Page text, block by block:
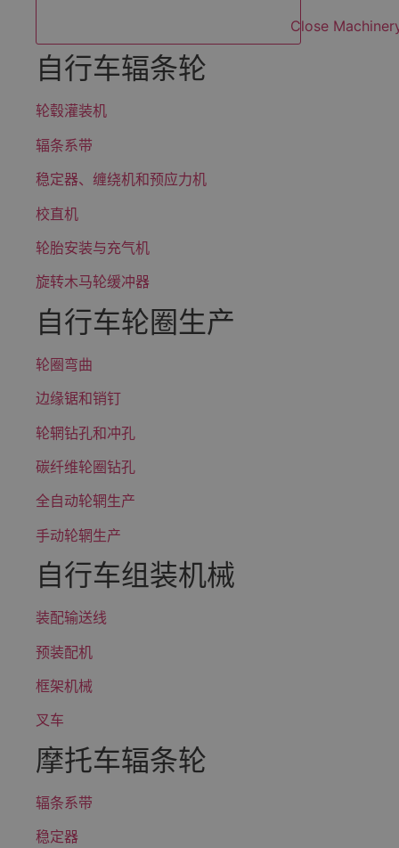
Close
自行车辐条轮
轮毂灌装机
辐条系带
稳定器、缠绕机和预应力机
校直机
轮胎安装与充气机
旋转木马轮缓冲器
自行车轮圈生产
轮圈弯曲
边缘锯和销钉
轮辋钻孔和冲孔
碳纤维轮圈钻孔
全自动轮辋生产
手动轮辋生产
自行车组装机械
装配输送线
预装配机
框架机械
叉车
摩托车辐条轮
辐条系带
稳定器